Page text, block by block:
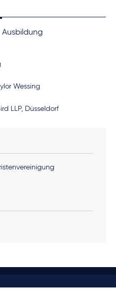
Ausbildung
Wessing
LLP, Düsseldorf